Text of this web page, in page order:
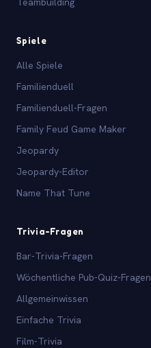
Spiele
Alle Spiele
Familienduell
Familienduell-Fragen
Family Feud Game Maker
Jeopardy
Jeopardy-Editor
Name That Tune
Trivia-Fragen
Bar-Trivia-Fragen
Wöchentliche Pub-Quiz-Fragen
Allgemeinwissen
Einfache Trivia
Film-Trivia